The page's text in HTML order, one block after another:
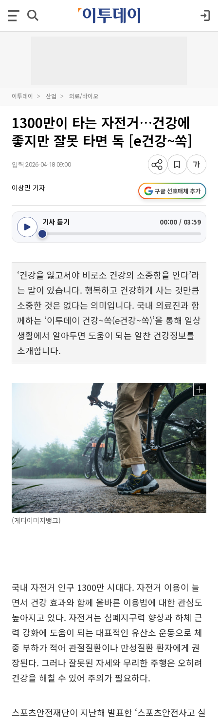
이투데이 산업 의료/바이오
1300만이 타는 자전거…건강에
좋지만 잘못 타면 독 [e건강~쏙]
입력 2026-04-18 09:00
이상민 기자 구글 선호매체 추가
기사 듣기 00:00 / 03:59
‘건강을 잃고서야 비로소 건강의 소중함을 안다’라
는 말이 있습니다. 행복하고 건강하게 사는 것만큼
소중한 것은 없다는 의미입니다. 국내 의료진과 함
께하는 ‘이투데이 건강~쏙(e건강~쏙)’을 통해 일상
생활에서 알아두면 도움이 되는 알찬 건강정보를
소개합니다.
(게티이미지뱅크)
국내 자전거 인구 1300만 시대다. 자전거 이용이 늘
면서 건강 효과와 함께 올바른 이용법에 대한 관심도
높아지고 있다. 자전거는 심폐지구력 향상과 하체 근
력 강화에 도움이 되는 대표적인 유산소 운동으로 체
중 부하가 적어 관절질환이나 만성질환 환자에게 권
장된다. 그러나 잘못된 자세와 무리한 주행은 오히려
건강을 해칠 수 있어 주의가 필요하다.
스포츠안전재단이 지난해 발표한 ‘스포츠안전사고 실